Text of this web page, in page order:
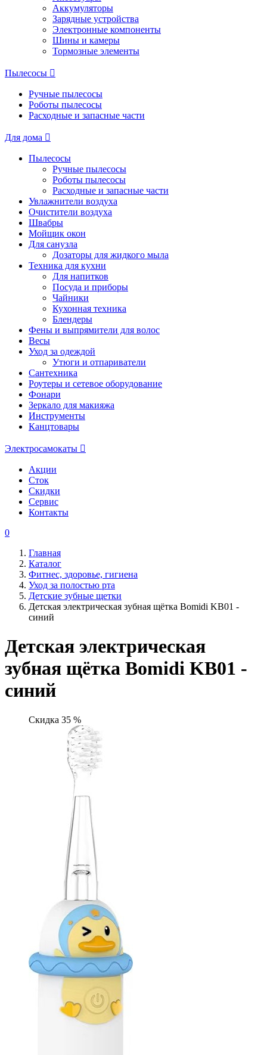
Аккумуляторы
Зарядные устройства
Электронные компоненты
Шины и камеры
Тормозные элементы
Пылесосы
Ручные пылесосы
Роботы пылесосы
Расходные и запасные части
Для дома
Пылесосы
Ручные пылесосы
Роботы пылесосы
Расходные и запасные части
Увлажнители воздуха
Очистители воздуха
Швабры
Мойщик окон
Для санузла
Дозаторы для жидкого мыла
Техника для кухни
Для напитков
Посуда и приборы
Чайники
Кухонная техника
Блендеры
Фены и выпрямители для волос
Весы
Уход за одеждой
Утюги и отпариватели
Сантехника
Роутеры и сетевое оборудование
Фонари
Зеркало для макияжа
Инструменты
Канцтовары
Электросамокаты
Акции
Сток
Скидки
Сервис
Контакты
0
Главная
Каталог
Фитнес, здоровье, гигиена
Уход за полостью рта
Детские зубные щетки
Детская электрическая зубная щётка Bomidi KB01 -
синий
Детская электрическая
зубная щётка Bomidi KB01 -
синий
Скидка 35 %